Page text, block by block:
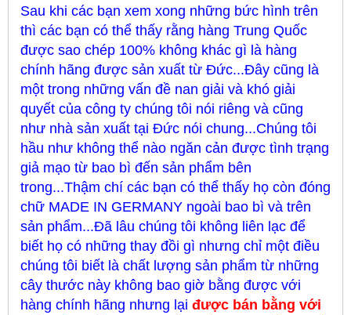
Sau khi các bạn xem xong những bức hình trên
thì các bạn có thể thấy rằng hàng Trung Quốc
được sao chép 100% không khác gì là hàng
chính hãng được sản xuất từ Đức...Đây cũng là
một trong những vấn đề nan giải và khó giải
quyết của công ty chúng tôi nói riêng và cũng
như nhà sản xuất tại Đức nói chung...Chúng tôi
hầu như không thể nào ngăn cản được tình trạng
giả mạo từ bao bì đến sản phẩm bên
trong...Thậm chí các bạn có thể thấy họ còn đóng
chữ MADE IN GERMANY ngoài bao bì và trên
sản phẩm...Đã lâu chúng tôi không liên lạc để
biết họ có những thay đồi gì nhưng chỉ một điều
chúng tôi biết là chất lượng sản phẩm từ những
cây thước này không bao giờ bằng được với
hàng chính hãng nhưng lại được bán bằng với